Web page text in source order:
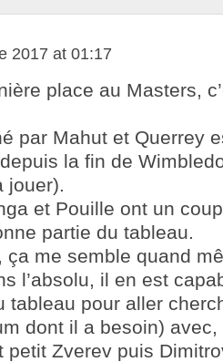
2017 at 01:17
place au Masters,
par Mahut et Querrey
la fin de
jouer).
et Pouille ont un
partie du tableau.
ça me semble quand
l’absolu, il en est
tableau pour aller
dont il a besoin)
petit Zverev puis